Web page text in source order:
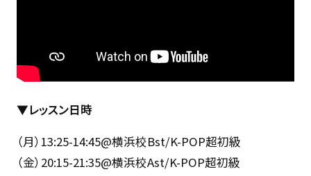
▼レッスン日時
（月）13:25-14:45@横浜校Bst/K-POP超初級
（金）20:15-21:35@横浜校Ast/K-POP超初級